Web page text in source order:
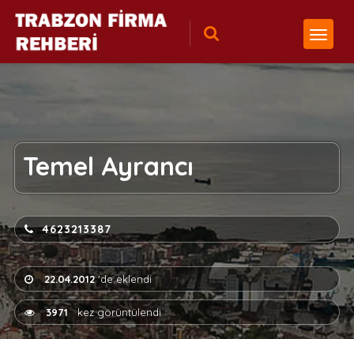
Temel Ayrancı
4623213387
22.04.2012'de eklendi
3971 kez görüntülendi